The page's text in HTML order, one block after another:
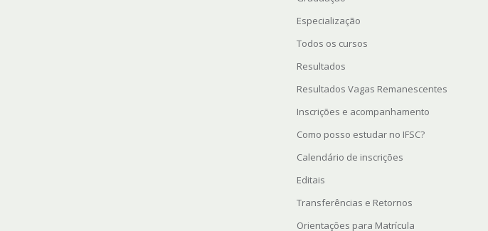
Especialização
Todos os cursos
Resultados
Resultados Vagas Remanescentes
Inscrições e acompanhamento
Como posso estudar no IFSC?
Calendário de inscrições
Editais
Transferências e Retornos
Orientações para Matrícula